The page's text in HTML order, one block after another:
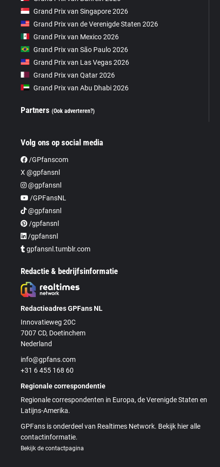
Grand Prix van Singapore 2026
Grand Prix van de Verenigde Staten 2026
Grand Prix van Mexico 2026
Grand Prix van São Paulo 2026
Grand Prix van Las Vegas 2026
Grand Prix van Qatar 2026
Grand Prix van Abu Dhabi 2026
Partners(Ook adverteren?)
Volg ons op social media
/GPfanscom
X @gpfansnl
@gpfansnl
/GPFansNL
@gpfansnl
/gpfansnl
/gpfansnl
gpfansnl.tumblr.com
Redactie & bedrijfsinformatie
Redactieadres GPFans NL
Innovatieweg 20C
7007 CD, Doetinchem
Nederland
info@gpfans.com
+31 6 455 168 60
Regionale correspondentie
Regionale correspondenten in Europa, de Verenigde Staten en
Latijns-Amerika.
GPFans is onderdeel van Realtimes Network. Bekijk hier alle
contactinformatie.
Bekijk de contactpagina